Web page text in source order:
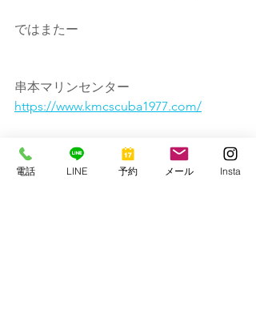
ではまたー
串本マリンセンター
https://www.kmcscuba1977.com/
電話 LINE 予約 メール Insta